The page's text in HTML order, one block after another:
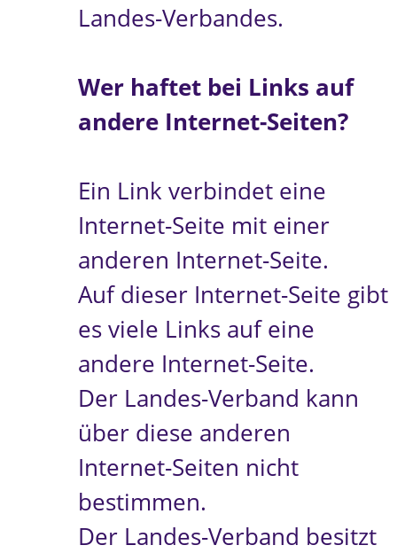
Landes-Verbandes.
Wer haftet bei Links auf
andere Internet-Seiten?
Ein Link verbindet eine
Internet-Seite mit einer
anderen Internet-Seite.
Auf dieser Internet-Seite gibt
es viele Links auf eine
andere Internet-Seite.
Der Landes-Verband kann
über diese anderen
Internet-Seiten nicht
bestimmen.
Der Landes-Verband besitzt